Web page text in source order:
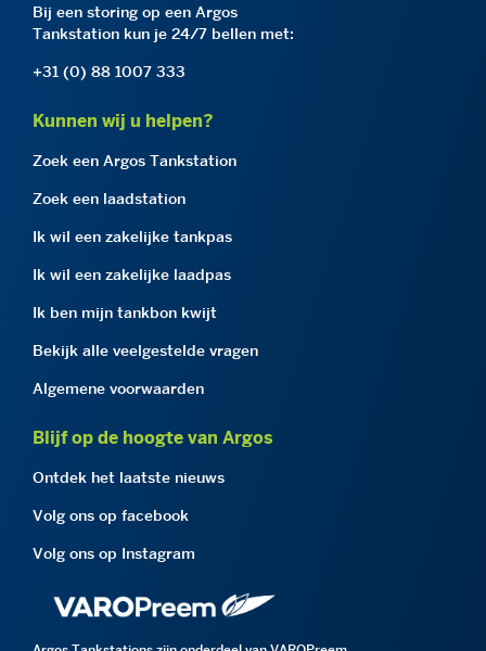
Bij een storing op een Argos
Tankstation kun je 24/7 bellen met:
+31 (0) 88 1007 333
Kunnen wij u helpen?
Zoek een Argos Tankstation
Zoek een laadstation
Ik wil een zakelijke tankpas
Ik wil een zakelijke laadpas
Ik ben mijn tankbon kwijt
Bekijk alle veelgestelde vragen
Algemene voorwaarden
Blijf op de hoogte van Argos
Ontdek het laatste nieuws
Volg ons op facebook
Volg ons op Instagram